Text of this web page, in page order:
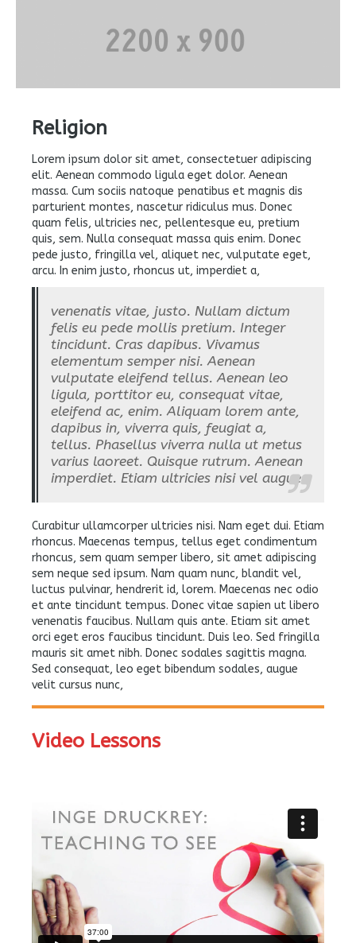
Religion
Lorem ipsum dolor sit amet, consectetuer adipiscing
elit. Aenean commodo ligula eget dolor. Aenean
massa. Cum sociis natoque penatibus et magnis dis
parturient montes, nascetur ridiculus mus. Donec
quam felis, ultricies nec, pellentesque eu, pretium
quis, sem. Nulla consequat massa quis enim. Donec
pede justo, fringilla vel, aliquet nec, vulputate eget,
arcu. In enim justo, rhoncus ut, imperdiet a,
venenatis vitae, justo. Nullam dictum
felis eu pede mollis pretium. Integer
tincidunt. Cras dapibus. Vivamus
elementum semper nisi. Aenean
vulputate eleifend tellus. Aenean leo
ligula, porttitor eu, consequat vitae,
eleifend ac, enim. Aliquam lorem ante,
dapibus in, viverra quis, feugiat a,
tellus. Phasellus viverra nulla ut metus
varius laoreet. Quisque rutrum. Aenean
imperdiet. Etiam ultricies nisi vel augue.
Curabitur ullamcorper ultricies nisi. Nam eget dui. Etiam
rhoncus. Maecenas tempus, tellus eget condimentum
rhoncus, sem quam semper libero, sit amet adipiscing
sem neque sed ipsum. Nam quam nunc, blandit vel,
luctus pulvinar, hendrerit id, lorem. Maecenas nec odio
et ante tincidunt tempus. Donec vitae sapien ut libero
venenatis faucibus. Nullam quis ante. Etiam sit amet
orci eget eros faucibus tincidunt. Duis leo. Sed fringilla
mauris sit amet nibh. Donec sodales sagittis magna.
Sed consequat, leo eget bibendum sodales, augue
velit cursus nunc,
Video Lessons